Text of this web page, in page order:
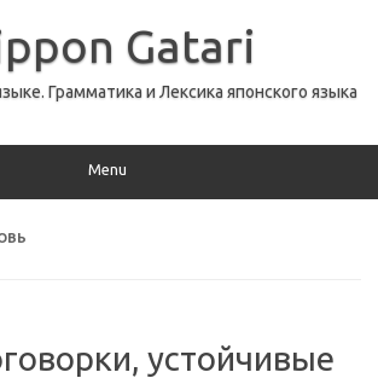
Gatari
Грамматика и Лексика японского языка
Menu
устойчивые